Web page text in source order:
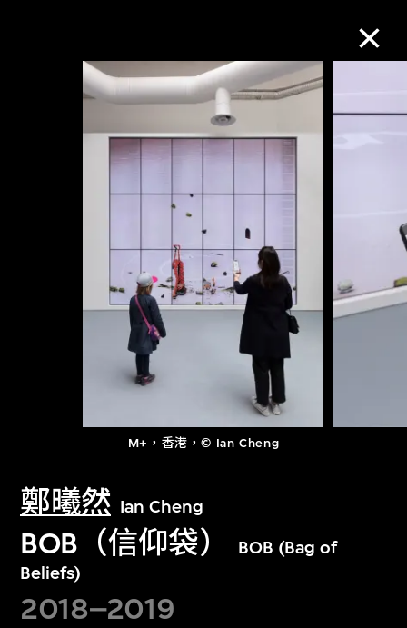
M+，香港，© Ian Cheng
鄭曦然 Ian Cheng
BOB（信仰袋）
BOB (Bag of
Beliefs)
2018–2019
M+藏品
進一步篩選
關於M+藏品
探索世界頂級的二十及二十一世紀視覺
文化藏品。